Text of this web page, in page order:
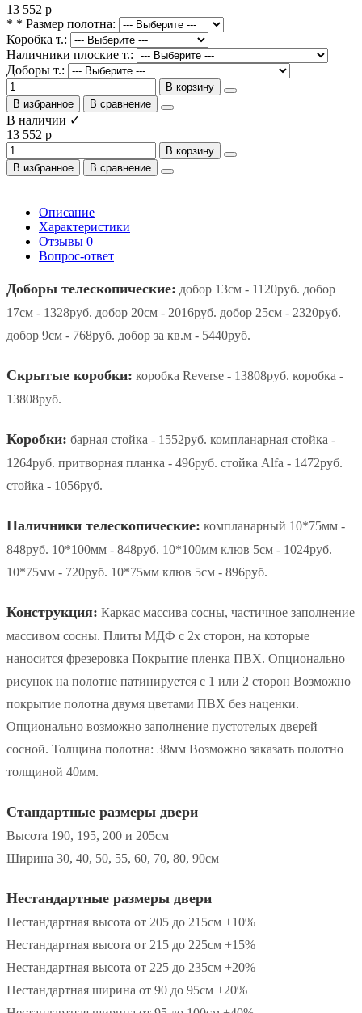
13 552 р
* * Размер полотна:
Коробка т.:
Наличники плоские т.:
Доборы т.:
В корзину
В избранное
В сравнение
В наличии ✓
13 552 р
В корзину
В избранное
В сравнение
Описание
Характеристики
Отзывы 0
Вопрос-ответ
Доборы телескопические: добор 13см - 1120руб. добор
17см - 1328руб. добор 20см - 2016руб. добор 25см - 2320руб.
добор 9см - 768руб. добор за кв.м - 5440руб.
Скрытые коробки: коробка Reverse - 13808руб. коробка -
13808руб.
Коробки: барная стойка - 1552руб. компланарная стойка -
1264руб. притворная планка - 496руб. стойка Alfa - 1472руб.
стойка - 1056руб.
Наличники телескопические: компланарный 10*75мм -
848руб. 10*100мм - 848руб. 10*100мм клюв 5см - 1024руб.
10*75мм - 720руб. 10*75мм клюв 5см - 896руб.
Конструкция: Каркас массива сосны, частичное заполнение
массивом сосны. Плиты МДФ с 2х сторон, на которые
наносится фрезеровка Покрытие пленка ПВХ. Опционально
рисунок на полотне патинируется с 1 или 2 сторон Возможно
покрытие полотна двумя цветами ПВХ без наценки.
Опционально возможно заполнение пустотелых дверей
сосной. Толщина полотна: 38мм Возможно заказать полотно
толщиной 40мм.
Стандартные размеры двери
Высота 190, 195, 200 и 205см
Ширина 30, 40, 50, 55, 60, 70, 80, 90см
Нестандартные размеры двери
Нестандартная высота от 205 до 215см +10%
Нестандартная высота от 215 до 225см +15%
Нестандартная высота от 225 до 235см +20%
Нестандартная ширина от 90 до 95см +20%